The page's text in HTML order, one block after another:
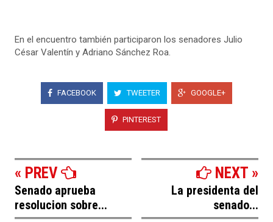
En el encuentro también participaron los senadores Julio
César Valentín y Adriano Sánchez Roa.
FACEBOOK TWEETER GOOGLE+
PINTEREST
« PREV
Senado aprueba
resolucion sobre...
NEXT »
La presidenta del
senado...